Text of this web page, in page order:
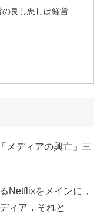
良し悪しは経営
メディアの興亡」三
Netflixをメインに，
ィア，それと